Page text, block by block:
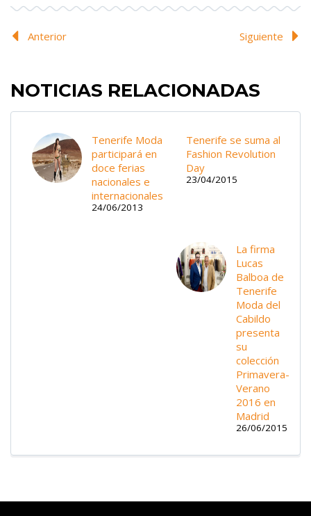
Anterior Siguiente
NOTICIAS RELACIONADAS
Tenerife Moda
participará en
doce ferias
nacionales e
internacionales
24/06/2013
Tenerife se suma al
Fashion Revolution
Day
23/04/2015
La firma
Lucas
Balboa de
Tenerife
Moda del
Cabildo
presenta
su
colección
Primavera-
Verano
2016 en
Madrid
26/06/2015